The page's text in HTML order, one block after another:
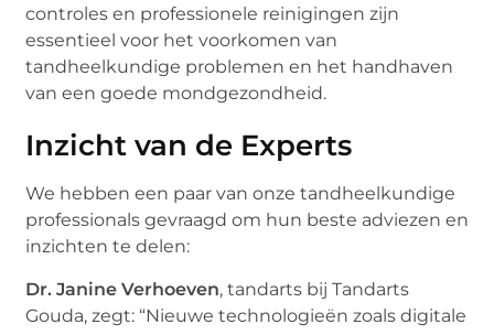
controles en professionele reinigingen zijn
essentieel voor het voorkomen van
tandheelkundige problemen en het handhaven
van een goede mondgezondheid.
Inzicht van de Experts
We hebben een paar van onze tandheelkundige
professionals gevraagd om hun beste adviezen en
inzichten te delen:
Dr. Janine Verhoeven, tandarts bij Tandarts
Gouda, zegt: “Nieuwe technologieën zoals digitale